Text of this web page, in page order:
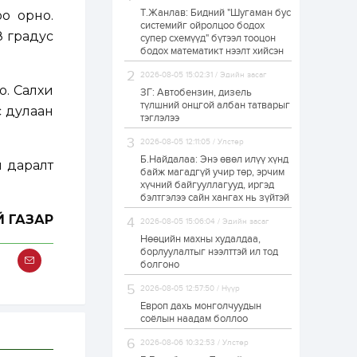
орно.
градус
Салхи
дулаан
даралт
ГАЗАР
Н.Номтойбаяр:
Аймгуудад
тулгамдаж буй
асуудлуудыг долоо
хоног бүр Засгийн
газрын...
1 өдөр 0
УИХ-ын дарга
С.Бямбацогт төрийг
тахих төрийн
тахилгад оролцлоо
1 өдөр 3 0
“Хотын дарга сонсож
байна” 150150 тусгай
дугаарыг
наймдугаар сарын
1 өдөр 0
руу нийтийн тээврийн
автобус 24 цагаар
үйлчилж байна
Т.Жанлав: Бидний "Шугаман бус
системийг ойролцоо бодох
супер схемүүд" бүтээл тооцон
бодох математикт нээлт хийсэн
2026-08-05 15:02:31 / Эдийн засаг
ЗГ: Автобензин, дизель
түлшний онцгой албан татварыг
тэглэлээ
2026-08-05 12:11:05 / Улстөр
Б.Найдалаа: Энэ өвөл илүү хүнд
байж магадгүй учир төр, эрчим
хүчний байгууллагууд, иргэд
бэлтгэлээ сайн хангах нь зүйтэй
2026-08-05 15:06:04 / Эдийн засаг
Нөөцийн махны худалдаа,
борлуулалтыг нээлттэй ил тод
болгоно
2026-08-05 12:57:50 / Нүүр
Европ дахь монголчуудын
соёлын наадам боллоо
2026-08-06 10:32:53 / Улстөр